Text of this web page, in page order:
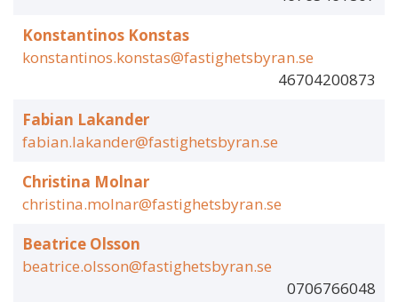
Konstantinos Konstas
konstantinos.konstas@fastighetsbyran.se
46704200873
Fabian Lakander
fabian.lakander@fastighetsbyran.se
Christina Molnar
christina.molnar@fastighetsbyran.se
Beatrice Olsson
beatrice.olsson@fastighetsbyran.se
0706766048